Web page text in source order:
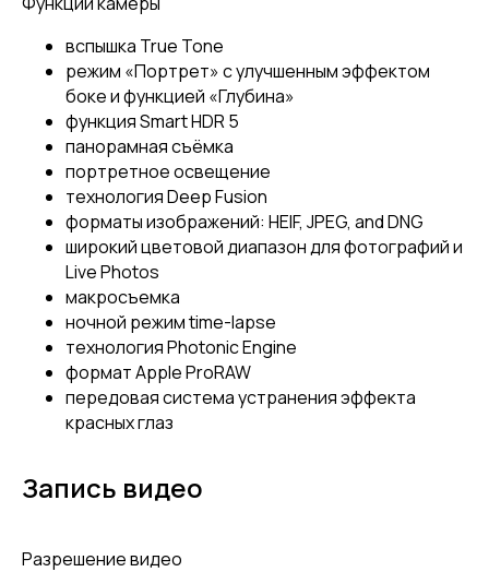
вспышка True Tone
режим «Портрет» с улучшенным эффектом
боке и функцией «Глубина»
функция Smart HDR 5
панорамная съёмка
портретное освещение
технология Deep Fusion
форматы изображений: HEIF, JPEG, and DNG
широкий цветовой диапазон для фотографий и
Live Photos
макросъемка
ночной режим time-lapse
технология Photonic Engine
формат Apple ProRAW
передовая система устранения эффекта
красных глаз
Запись видео
Разрешение видео